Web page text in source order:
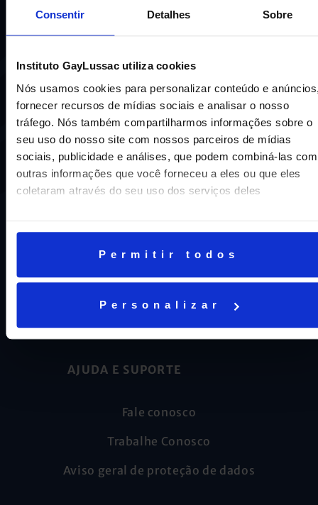
Consentir Detalhes Sobre
Instituto GayLussac utiliza cookies
Nós usamos cookies para personalizar conteúdo e
fornecer recursos de mídias sociais e analisar o nosso
tráfego. Nós também compartilharmos informações sobre o
seu uso do nosso site com nossos parceiros de mídias
sociais, publicidade e análises, que podem combiná-las com
outras informações que você forneceu a eles ou que eles
coletaram através do seu uso dos serviços deles
Permitir todos
Personalizar
Uma escola com mais de 70 anos de tradição e
compromisso de oferecer aos nossos alunos uma
educação inovadora e de vanguarda. A excelência está em
nosso DNA e por isso temos 16 anos como líderes do
ENEM em Niterói, somos a segunda melhor escola do
Estado e a sétima do Brasil.
CNPJ: 16.707.495/0001-23
AJUDA E SUPORTE
Fale conosco
Trabalhe Conosco
Aviso geral de proteção de dados